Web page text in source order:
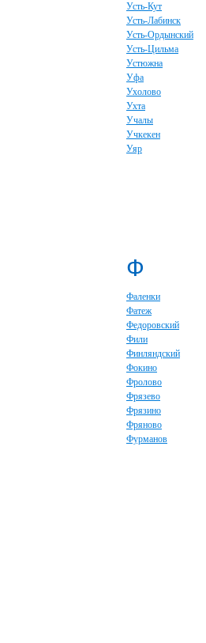
Усть-Кут
Усть-Лабинск
Усть-Ордынский
Усть-Цильма
Устюжна
Уфа
Ухолово
Ухта
Учалы
Учкекен
Уяр
Ф
Фаленки
Фатеж
Федоровский
Фили
Финляндский
Фокино
Фролово
Фрязево
Фрязино
Фряново
Фурманов